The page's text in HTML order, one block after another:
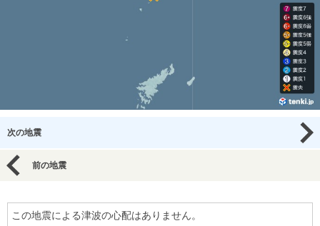
次の地震
前の地震
この地震による津波の心配はありません。